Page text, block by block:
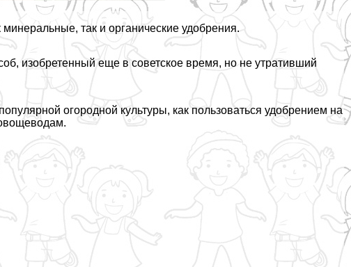
так и органические удобрения.
изобретенный еще в советское время, но не утративший
огородной культуры, как пользоваться удобрением на